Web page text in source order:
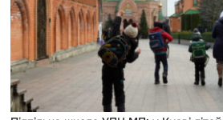
Києві
дітей
вчать
за
радянськими
підручниками
та
показують